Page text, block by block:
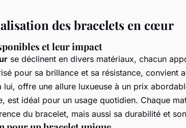
des bracelets en cœur
et leur impact
se déclinent en divers matériaux, chacun
pour sa brillance et sa résistance, convient
lui, offre une allure luxueuse à un prix
est idéal pour un usage quotidien. Chaque
du bracelet, mais aussi sa durabilité et